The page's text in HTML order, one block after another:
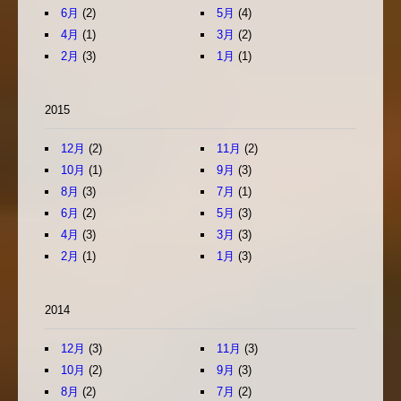
6月 (2) 5月 (4)
4月 (1) 3月 (2)
2月 (3) 1月 (1)
2015
12月 (2) 11月 (2)
10月 (1) 9月 (3)
8月 (3) 7月 (1)
6月 (2) 5月 (3)
4月 (3) 3月 (3)
2月 (1) 1月 (3)
2014
12月 (3) 11月 (3)
10月 (2) 9月 (3)
8月 (2) 7月 (2)